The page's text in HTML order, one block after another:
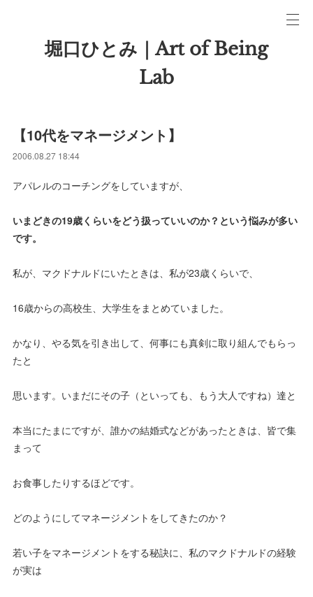
堀口ひとみ｜Art of Being
Lab
【10代をマネージメント】
2006.08.27 18:44
アパレルのコーチングをしていますが、
いまどきの19歳くらいをどう扱っていいのか？という悩みが多い
です。
私が、マクドナルドにいたときは、私が23歳くらいで、
16歳からの高校生、大学生をまとめていました。
かなり、やる気を引き出して、何事にも真剣に取り組んでもらっ
たと
思います。いまだにその子（といっても、もう大人ですね）達と
本当にたまにですが、誰かの結婚式などがあったときは、皆で集
まって
お食事したりするほどです。
どのようにしてマネージメントをしてきたのか？
若い子をマネージメントをする秘訣に、私のマクドナルドの経験
が実は